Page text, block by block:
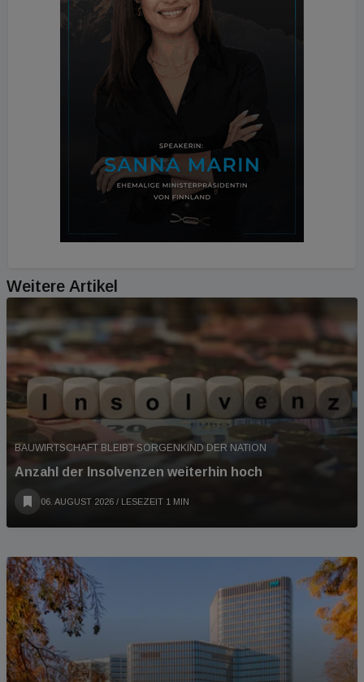
Weitere Artikel
BAUWIRTSCHAFT BLEIBT SORGENKIND DER NATION
Anzahl der Insolvenzen weiterhin hoch
06. AUGUST 2026 / LESEZEIT 1 MIN